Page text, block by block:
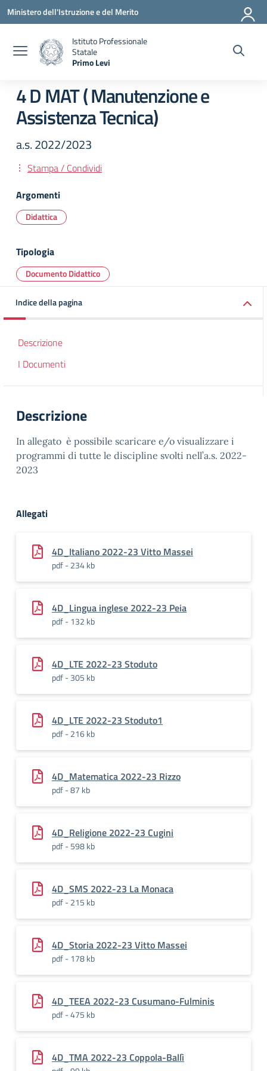
Vai ai contenuti
Vai al menu di navigazione
Vai al footer
Ministero dell'Istruzione e del Merito
Istituto Professionale
Statale
Primo Levi
4 D MAT ( Manutenzione e
Assistenza Tecnica)
a.s. 2022/2023
Stampa / Condividi
Argomenti
Didattica
Tipologia
Documento Didattico
Indice della pagina
Descrizione
I Documenti
Descrizione
In allegato è possibile scaricare e/o visualizzare i
programmi di tutte le discipline svolti nell’a.s. 2022-
2023
Allegati
4D_Italiano 2022-23 Vitto Massei
pdf - 234 kb
4D_Lingua inglese 2022-23 Peia
pdf - 132 kb
4D_LTE 2022-23 Stoduto
pdf - 305 kb
4D_LTE 2022-23 Stoduto1
pdf - 216 kb
4D_Matematica 2022-23 Rizzo
pdf - 87 kb
4D_Religione 2022-23 Cugini
pdf - 598 kb
4D_SMS 2022-23 La Monaca
pdf - 215 kb
4D_Storia 2022-23 Vitto Massei
pdf - 178 kb
4D_TEEA 2022-23 Cusumano-Fulminis
pdf - 475 kb
4D_TMA 2022-23 Coppola-Ballì